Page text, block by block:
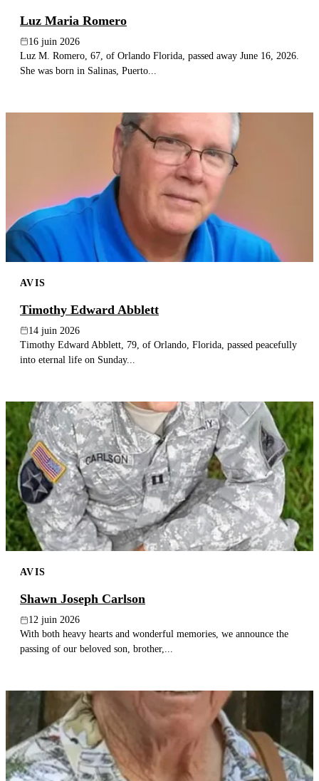
Luz Maria Romero
16 juin 2026
Luz M. Romero, 67, of Orlando Florida, passed away June 16, 2026.
She was born in Salinas, Puerto...
AVIS
Timothy Edward Abblett
14 juin 2026
Timothy Edward Abblett, 79, of Orlando, Florida, passed peacefully
into eternal life on Sunday...
AVIS
Shawn Joseph Carlson
12 juin 2026
With both heavy hearts and wonderful memories, we announce the
passing of our beloved son, brother,...